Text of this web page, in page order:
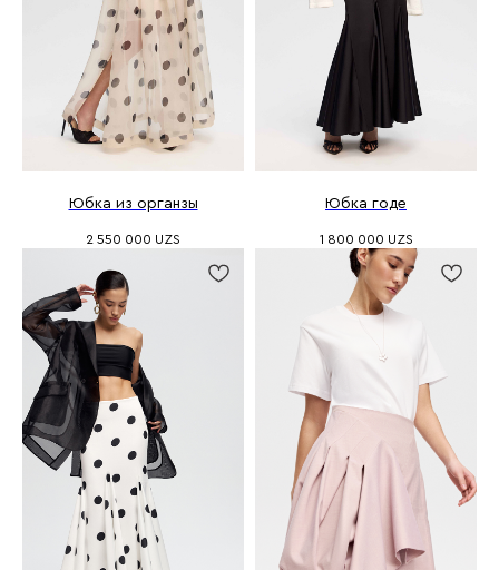
Юбка из органзы
2 550 000 UZS
Юбка годе
1 800 000 UZS